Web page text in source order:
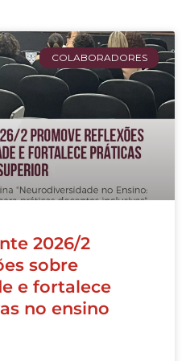
COLABORADORES
2026/2
sobre
e fortalece
no ensino